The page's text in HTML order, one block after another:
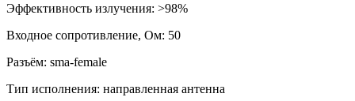
Эффективность излучения: >98%
Входное сопротивление, Ом: 50
Разъём: sma-female
Тип исполнения: направленная антенна